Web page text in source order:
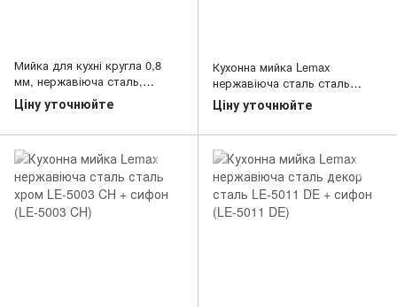
Мийка для кухні кругла 0,8
мм, нержавіюча сталь,
760х420х180 хром (в
комплекті сифон) Lemax LE-
Ціну уточнюйте
Кухонна мийка Lemax
нержавіюча сталь сталь
декор LE-5002 DE + сифон
(LE-5002 DE)
Ціну уточнюйте